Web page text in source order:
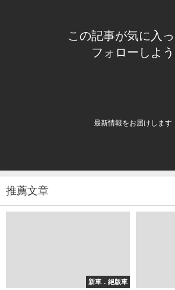
この記事が気に入
フォローしよう
最新情報をお届けします
推薦文章
新車．絕版車